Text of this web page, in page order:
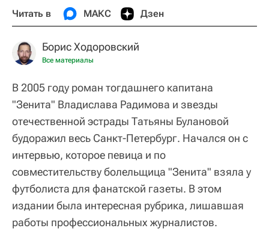
Читать в МАКС Дзен
Борис Ходоровский
Все материалы
В 2005 году роман тогдашнего капитана
"Зенита" Владислава Радимова и звезды
отечественной эстрады Татьяны Булановой
будоражил весь Санкт-Петербург. Начался он с
интервью, которое певица и по
совместительству болельщица "Зенита" взяла у
футболиста для фанатской газеты. В этом
издании была интересная рубрика, лишавшая
работы профессиональных журналистов.